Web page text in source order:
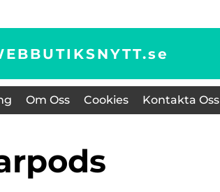
se
Om Oss Cookies Kontakta Oss